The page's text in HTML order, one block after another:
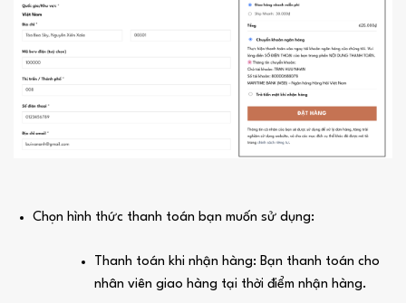
Chọn hình thức thanh toán bạn muốn sử dụng:
Thanh toán khi nhận hàng: Bạn thanh toán cho
nhân viên giao hàng tại thời điểm nhận hàng.